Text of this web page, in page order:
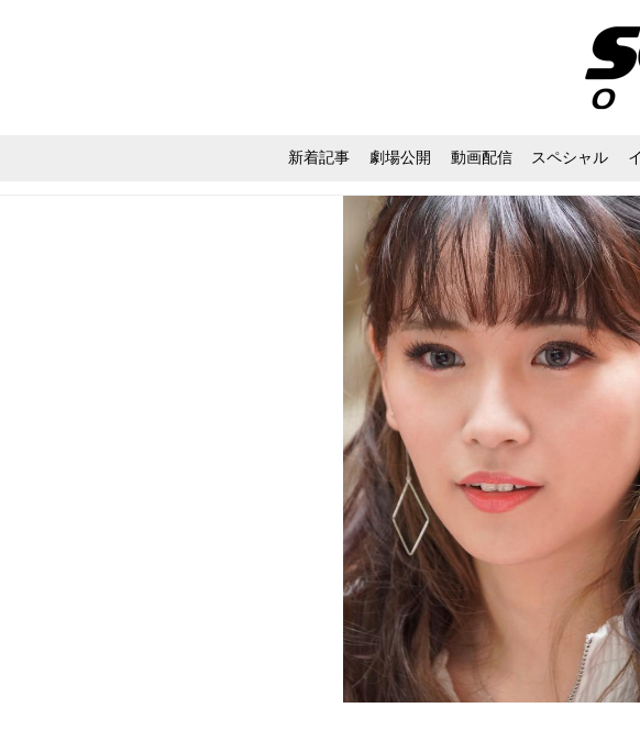
新着記事 劇場公開 動画配信 スペシャル